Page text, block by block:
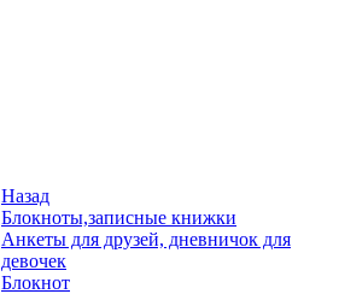
Назад
Блокноты,записные книжки
Анкеты для друзей, дневничок для
девочек
Блокнот